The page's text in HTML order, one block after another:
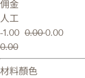
佣金
人工
-1.00 0.000.00
0.00
材料顏色